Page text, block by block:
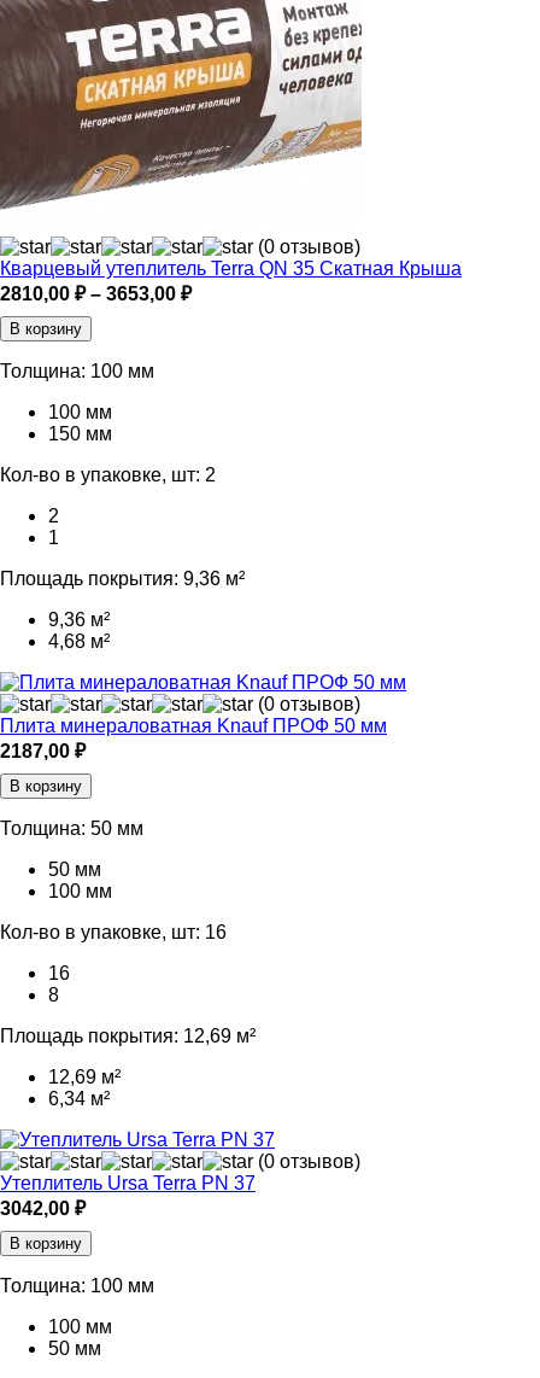
(0 отзывов)
Кварцевый утеплитель Terra QN 35 Скатная Крыша
2810,00 ₽ – 3653,00 ₽Диапазон
В корзину
Толщина: 100 мм
100 мм
150 мм
Кол-во в упаковке, шт: 2
2
1
Площадь покрытия: 9,36 м²
9,36 м²
4,68 м²
(0 отзывов)
Плита минераловатная Knauf ПРОФ 50 мм
2187,00 ₽
В корзину
Толщина: 50 мм
50 мм
100 мм
Кол-во в упаковке, шт: 16
16
8
Площадь покрытия: 12,69 м²
12,69 м²
6,34 м²
(0 отзывов)
Утеплитель Ursa Terra PN 37
3042,00 ₽
В корзину
Толщина: 100 мм
100 мм
50 мм